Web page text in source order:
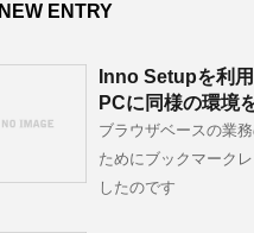
NEW ENTRY
Inno Setupを利
PCに同様の環境
ブラウザベースの業
ためにブックマーク
したのです